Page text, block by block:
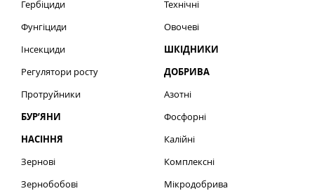
Гербіциди
Фунгіциди
Інсекциди
Регулятори росту
Протруйники
БУР’ЯНИ
НАСІННЯ
Зернові
Зернобобові
Технічні
Овочеві
ШКІДНИКИ
ДОБРИВА
Азотні
Фосфорні
Калійні
Комплексні
Мікродобрива